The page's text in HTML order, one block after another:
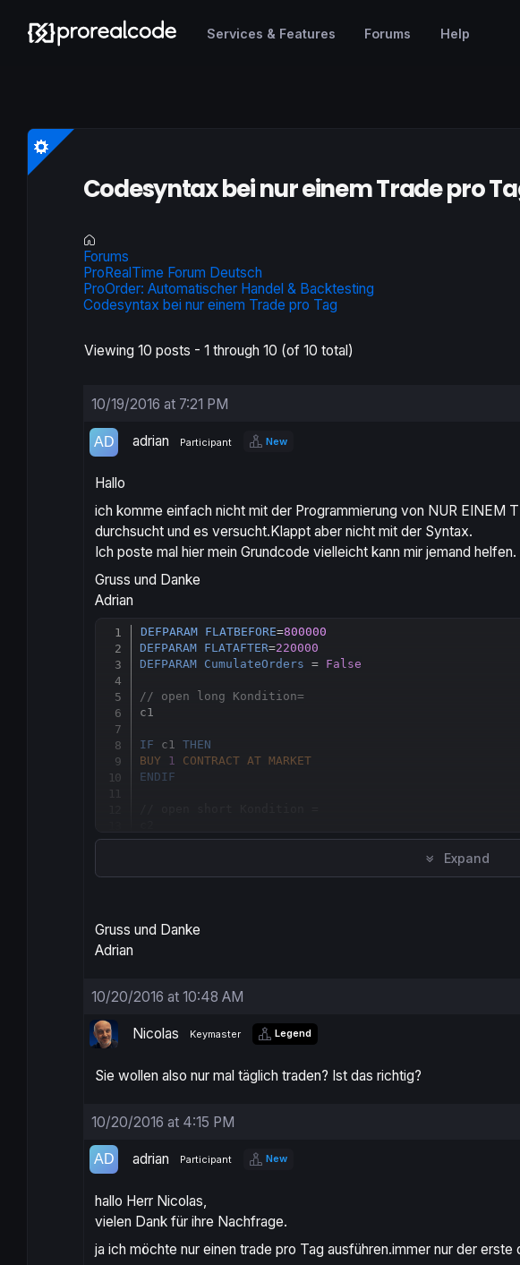
Services & Features Forums Help
Codesyntax bei nur einem Trade pro
Forums
ProRealTime Forum Deutsch
ProOrder: Automatischer Handel & Backtesting
Codesyntax bei nur einem Trade pro Tag
Viewing 10 posts - 1 through 10 (of 10 total)
10/19/2016 at 7:21 PM
adrian Participant New
Hallo
ich komme einfach nicht mit der Programmierung von NUR EINEM
durchsucht und es versucht.Klappt aber nicht mit der Syntax.
Ich poste mal hier mein Grundcode vielleicht kann mir jemand helfen.
Gruss und Danke
Adrian
DEFPARAM FLATBEFORE=800000
DEFPARAM FLATAFTER=220000
DEFPARAM CumulateOrders = False
// open long Kondition=
c1
IF c1 THEN
BUY
1 CONTRACT AT MARKET
ENDIF
SELLSHORT 1 CONTRACT AT MARKET
SET STOP
SET TARGET
Expand
Gruss und Danke
Adrian
10/20/2016 at 10:48 AM
Nicolas Keymaster Legend
Sie wollen also nur mal täglich traden? Ist das richtig?
10/20/2016 at 4:15 PM
adrian Participant New
hallo Herr Nicolas,
vielen Dank für ihre Nachfrage.
ja ich möchte nur einen trade pro Tag ausführen.immer nur der erste